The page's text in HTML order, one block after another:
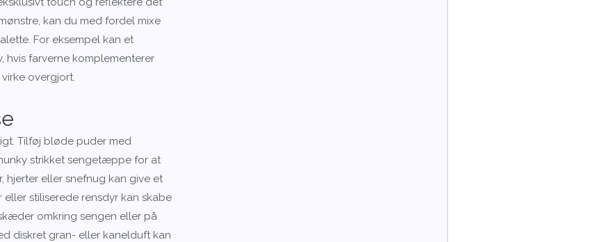
kan du med fordel mixe
For eksempel kan et
hvis farverne komplementerer
overgjort.
Tilføj bløde puder med
strikket sengetæppe for at
hjerter eller snefnug kan give et
stiliserede rensdyr kan skabe
omkring sengen eller på
diskret gran- eller kanelduft kan